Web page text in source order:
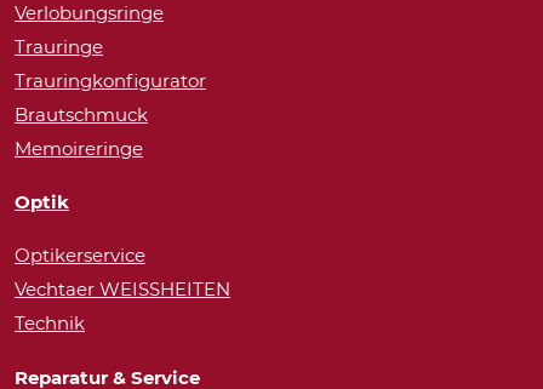
Verlobungsringe
Trauringe
Trauringkonfigurator
Brautschmuck
Memoireringe
Optik
Optikerservice
Vechtaer WEISSHEITEN
Technik
Reparatur & Service